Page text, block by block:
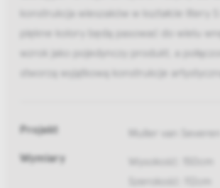
konstrukcja wieszaków w kształcie litery
piękne kolory będą pasować do wielu
wzrok jako pojedynczy produkt, a
stworzą wyjątkową konstrukcje
Projekt Muller van Severen
Wymiary
Wysokość: 150cm
Szerokość: 112cm